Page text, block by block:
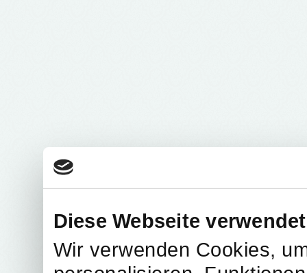
Diese Webseite
Wir verwenden Cookies,